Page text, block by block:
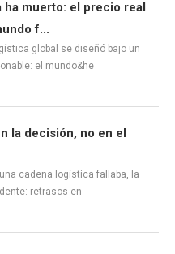
ha muerto: el precio real
f...
global se diseñó bajo un
el mundo&he
la decisión, no en el
cadena logística fallaba, la
retrasos en